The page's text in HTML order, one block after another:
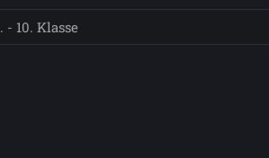
10. Klasse